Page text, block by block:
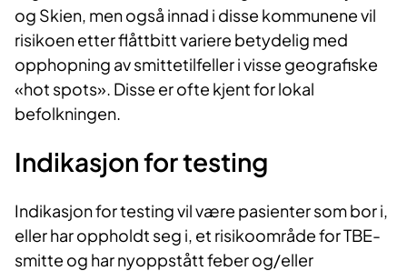
og Skien, men også innad i disse kommunene vil
risikoen etter flåttbitt variere betydelig med
opphopning av smittetilfeller i visse geografiske
«hot spots». Disse er ofte kjent for lokal
befolkningen.
Indikasjon for testing
Indikasjon for testing vil være pasienter som bor i,
eller har oppholdt seg i, et risikoområde for TBE-
smitte og har nyoppstått feber og/eller